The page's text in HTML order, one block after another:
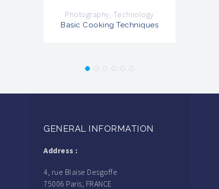
Photography Technology
Basic Cooking Techniques
GENERAL INFORMATION
Address :
4, rue Blaise Desgoffe
75006 Paris, FRANCE